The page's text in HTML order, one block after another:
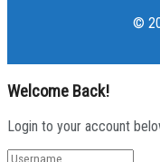
©
Welcome Back!
Login to your account